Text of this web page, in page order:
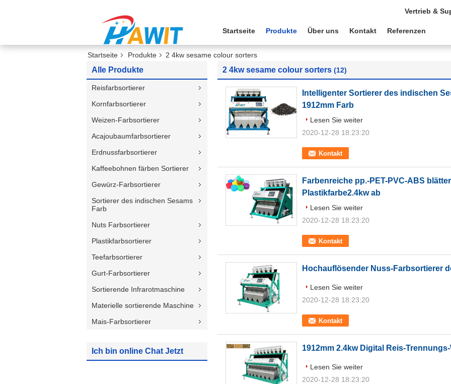
Vertrieb &
Startseite Produkte Über uns Kontakt Referenzen
Startseite Produkte 2 4kw sesame colour sorters
Alle Produkte
Reisfarbsortierer
Kornfarbsortierer
Weizen-Farbsortierer
Acajoubaumfarbsortierer
Erdnussfarbsortierer
Kaffeebohnen färben Sortierer
Gewürz-Farbsortierer
Sortierer des indischen Sesams
Farb
Nuts Farbsortierer
Plastikfarbsortierer
Teefarbsortierer
Gurt-Farbsortierer
Sortierende Infrarotmaschine
Materielle sortierende Maschine
Mais-Farbsortierer
Ich bin online Chat Jetzt
2 4kw sesame colour sorters (12)
Intelligenter Sortierer des indischen
1912mm Farb
Kontakt
Lesen Sie weiter
2020-12-28 18:23:20
Farbenreiche pp.-PET-PVC-ABS
Plastikfarbe2.4kw ab
Kontakt
Lesen Sie weiter
2020-12-28 18:23:20
Hochauflösender Nuss-Farbsortierer
Kontakt
Lesen Sie weiter
2020-12-28 18:23:20
1912mm 2.4kw Digital Reis-
Lesen Sie weiter
2020-12-28 18:23:20